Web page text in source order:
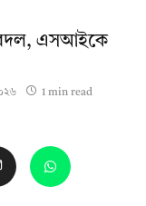
বদল, এসআইকে
1 min read